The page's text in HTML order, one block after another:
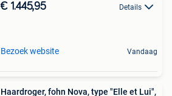
€ 1.445,95 Details
Bezoek website Vandaag
Haardroger, fohn Nova, type "Elle et Lui",